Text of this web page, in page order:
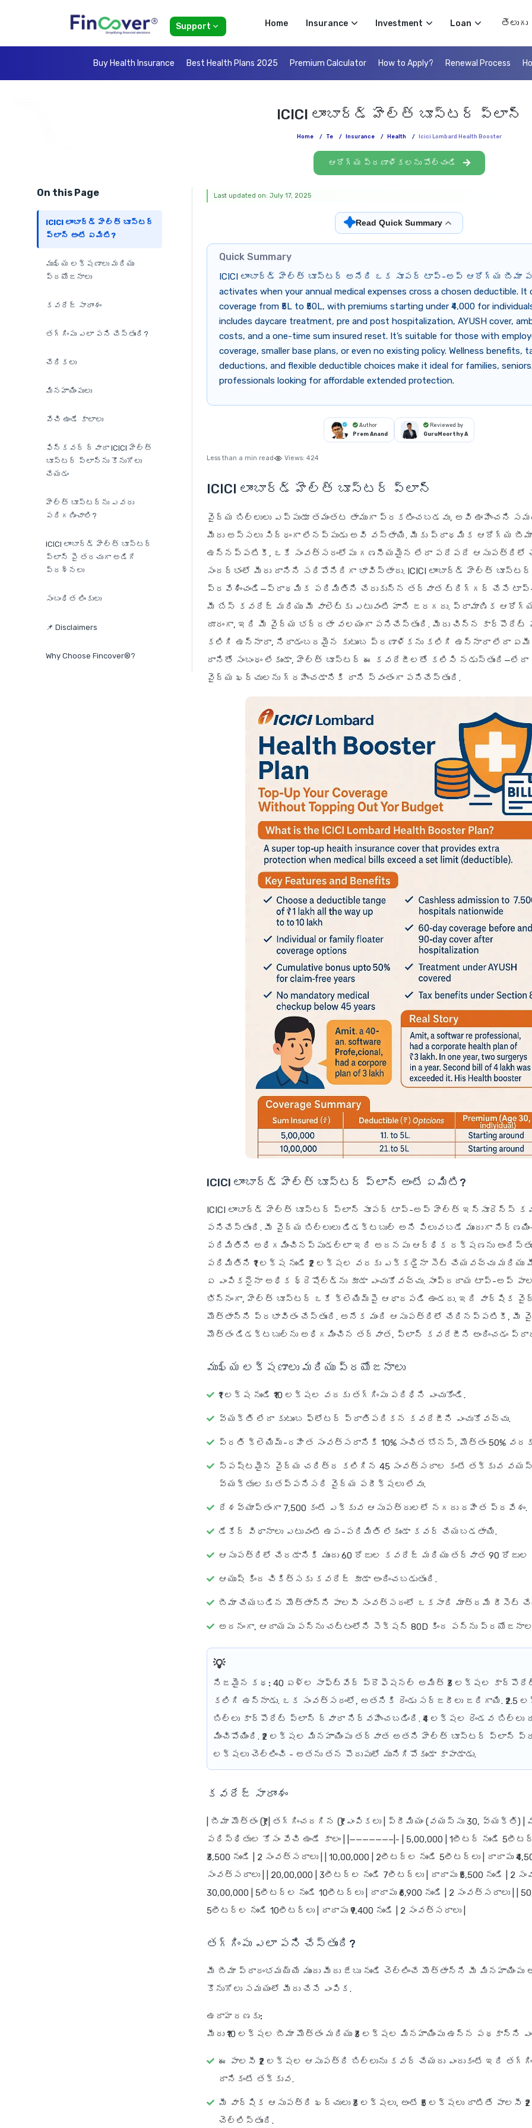
Support Home Insurance Investment Loan Select
Buy Health Insurance Best Health Plans 2025 Premium Calculator How to Apply? Renewal Process
ICICI లాంబార్డ్ హెల్త్ బూస్టర్ ప్లాన్
Home / Te / Insurance / Health / Icici Lombard Health Booster
ఆరోగ్య ప్రణాళికలను పోల్చండి
On this Page
ICICI లాంబార్డ్ హెల్త్ బూస్టర్
ప్లాన్ అంటే ఏమిటి?
ముఖ్య లక్షణాలు మరియు
ప్రయోజనాలు
కవరేజ్ సారాంశం
తగ్గింపు ఎలా పని చేస్తుంది?
చేరికలు
మినహాయింపులు
వేచి ఉండే కాలాలు
ఫిన్‌కవర్ ద్వారా ICICI హెల్త్
బూస్టర్ ప్లాన్‌ను కొనుగోలు
చేయడం
హెల్త్ బూస్టర్‌ను ఎవరు
పరిగణించాలి?
ICICI లాంబార్డ్ హెల్త్ బూస్టర్
ప్లాన్ పై తరచుగా అడిగే
ప్రశ్నలు
సంబంధిత లింకులు
📌 Disclaimers
Why Choose Fincover®?
Last updated on: July 17, 2025
✦Read Quick Summary
Quick Summary
ICICI లాంబార్డ్ హెల్త్ బూస్టర్ అనేది ఒక సూపర్ టాప్-అప్ ఆరోగ్య బీమా
activates when your annual medical expenses cross a chosen deductible. It
coverage from ₹5L to ₹50L, with premiums starting under ₹4,000 for
includes daycare treatment, pre and post hospitalization, AYUSH cover,
costs, and a one-time sum insured reset. It’s suitable for those with
coverage, smaller base plans, or even no existing policy. Wellness benefits,
deductions, and flexible deductible choices make it ideal for families,
professionals looking for affordable extended protection.
Author
Prem Anand
Reviewed by
GuruMoorthy A
Less than a min read Views: 424
ICICI లాంబార్డ్ హెల్త్ బూస్టర్ ప్లాన్
వైద్య బిల్లులు ఎప్పుడూ తమంతట తాముగా ప్రకటించబడవు, అవి ఊహించని
మీరు అస్సలు సిద్ధంగా లేనప్పుడు అవి వస్తాయి. మీకు ప్రాథమిక ఆరోగ్య
ఉన్నప్పటికీ, ఒకే సంవత్సరంలోపు గణనీయమైన లేదా పదేపదే ఆసుపత్రిలో
సందర్భంలో మీరు దానిని సరిపోనిదిగా భావిస్తారు. ICICI లాంబార్డ్ హెల్త్
ప్రవేశించండి—ప్రాథమిక పరిమితిని చేరుకున్న తర్వాత ట్రిగ్గర్ చేసే
మీ బేస్ కవరేజ్ మరియు మీ వాలెట్‌కు ఎటువంటి హాని జరగదు. ప్రామాణిక ఆరోగ్య
దూరంగా, ఇది మీ వైద్య భద్రతా వలయంగా పనిచేస్తుంది. మీరు చిన్న
కలిగి ఉన్నారా, నిరాడంబరమైన కుటుంబ ప్రణాళికను కలిగి ఉన్నారా లేదా
దానితో సంబంధం లేకుండా, హెల్త్ బూస్టర్ ఈ కవరేజీలతో కలిసి
వైద్య ఖర్చులను గ్రహించడానికి దాని స్వంతంగా పనిచేస్తుంది.
ICICI లాంబార్డ్ హెల్త్ బూస్టర్ ప్లాన్ అంటే ఏమిటి?
ICICI లాంబార్డ్ హెల్త్ బూస్టర్ ప్లాన్ సూపర్ టాప్-అప్ హెల్త్ ఇన్సూరెన్స్
పనిచేస్తుంది. మీ వైద్య బిల్లులు డిడక్టబుల్ అని పిలువబడే ముందుగా
పరిమితిని అధిగమించినప్పుడల్లా ఇది అదనపు ఆర్థిక రక్షణను
పరిమితిని ₹1 లక్ష నుండి ₹2 లక్షల వరకు ఎక్కడైనా సెట్ చేయవచ్చు మరియు
ఏ ఎంపికనైనా అధిక థ్రెషోల్డ్‌ను కూడా ఎంచుకోవచ్చు. సాంప్రదాయ టాప్-అప్
భిన్నంగా, హెల్త్ బూస్టర్ ఒకే క్లెయిమ్‌పై ఆధారపడి ఉండదు. ఇది వార్షిక
మొత్తాన్ని ప్రభావితం చేస్తుంది. అనేక మంది ఆసుపత్రిలో చేరినప్పటికీ, మీ
మొత్తం డిడక్టబుల్‌ను అధిగమించిన తర్వాత, ప్లాన్ కవరేజీని అందించడం
ముఖ్య లక్షణాలు మరియు ప్రయోజనాలు
₹1 లక్ష నుండి ₹10 లక్షల వరకు తగ్గింపు పరిధిని ఎంచుకోండి.
వ్యక్తి లేదా కుటుంబ ఫ్లోటర్ ప్రాతిపదికన కవరేజీని ఎంచుకోవచ్చు.
ప్రతి క్లెయిమ్-రహిత సంవత్సరానికి 10% సంచిత బోనస్, మొత్తం 50%
స్పష్టమైన వైద్య చరిత్ర కలిగిన 45 సంవత్సరాల కంటే తక్కువ
వ్యక్తులకు తప్పనిసరి వైద్య పరీక్షలు లేవు.
దేశవ్యాప్తంగా 7,500 కంటే ఎక్కువ ఆసుపత్రులలో నగదు రహిత ప్రవేశం.
డేకేర్ విధానాలు ఎటువంటి ఉప-పరిమితి లేకుండా కవర్ చేయబడతాయి.
ఆసుపత్రిలో చేరడానికి ముందు 60 రోజుల కవరేజ్ మరియు తర్వాత 90
ఆయుష్ కింద చికిత్సకు కవరేజ్ కూడా అందించబడుతుంది.
బీమా చేయబడిన మొత్తాన్ని పాలసీ సంవత్సరంలో ఒకసారి మాత్రమే రీసెట్
అదనంగా, ఆదాయపు పన్ను చట్టంలోని సెక్షన్ 80D కింద పన్ను
నిజమైన కథ: 40 ఏళ్ల సాఫ్ట్‌వేర్ ప్రొఫెషనల్ అమిత్ ₹3 లక్షల
కలిగి ఉన్నాడు. ఒక సంవత్సరంలో, అతనికి రెండు సర్జరీలు జరిగాయి. ₹2.5
బిల్లు కార్పొరేట్ ప్లాన్ ద్వారా నిర్వహించబడింది. ₹4 లక్షల రెండవ బిల్లు
మించిపోయింది. ₹2 లక్షల మినహాయింపు తర్వాత అతని హెల్త్ బూస్టర్ ప్లాన్
లక్షలు చెల్లించి - అతను తన పొదుపులో మునిగిపోకుండా కాపాడాడు.
కవరేజ్ సారాంశం
| బీమా మొత్తం (₹) | తగ్గించదగిన (₹) ఎంపికలు | ప్రీమియం (వయస్సు 30, వ్యక్తి) |
పరిస్థితుల కోసం వేచి ఉండే కాలం | |——————–|- | 5,00,000 | 1లీటర్ నుండి
₹3,500 నుండి | 2 సంవత్సరాలు | | 10,00,000 | 2లీటర్ల నుండి 5లీటర్లు | దాదాపు
సంవత్సరాలు | | 20,00,000 | 3లీటర్ల నుండి 7లీటర్లు | దాదాపు ₹5,500 నుండి | 2
30,00,000 | 5లీటర్ల నుండి 10లీటర్లు | దాదాపు ₹6,900 నుండి | 2 సంవత్సరాలు | |
5లీటర్ల నుండి 10లీటర్లు | దాదాపు ₹9,400 నుండి | 2 సంవత్సరాలు |
తగ్గింపు ఎలా పని చేస్తుంది?
మీ బీమా ప్రారంభమయ్యే ముందు మీరు జేబు నుండి చెల్లించే మొత్తాన్ని మీ మినహాయింపు
కొనుగోలు సమయంలో మీరు చేసే ఎంపిక.
ఉదాహరణకు:
మీరు ₹10 లక్షల బీమా మొత్తం మరియు ₹3 లక్షల మినహాయింపు ఉన్న పథకాన్ని
ఈ పాలసీ ₹2 లక్షల ఆసుపత్రి బిల్లును కవర్ చేయదు ఎందుకంటే ఇది
దానికంటే తక్కువ.
మీ వార్షిక ఆసుపత్రి ఖర్చులు ₹3 లక్షలు, అంటే ₹5 లక్షలు దాటితే పాలసీ
చెల్లిస్తుంది.